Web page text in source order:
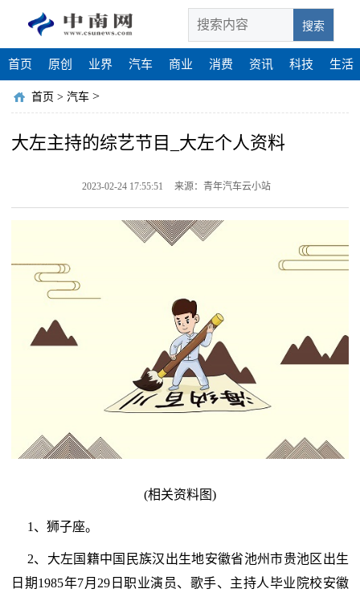
搜索
首页 原创 业界 汽车 商业 消费 资讯 科技 生活
首页 > 汽车 >
大左主持的综艺节目_大左个人资料
2023-02-24 17:55:51 来源：青年汽车云小站
(相关资料图)
1、狮子座。
2、大左国籍中国民族汉出生地安徽省池州市贵池区出生
日期1985年7月29日职业演员、歌手、主持人毕业院校安徽